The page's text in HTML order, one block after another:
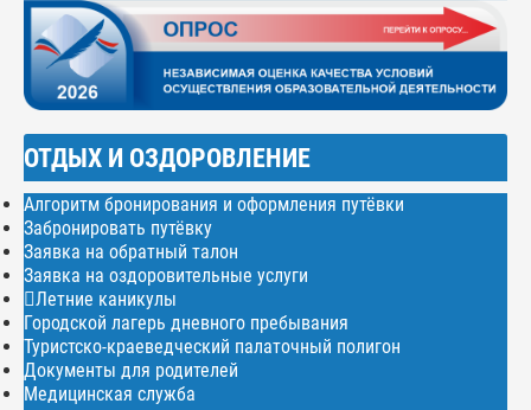
ОТДЫХ И ОЗДОРОВЛЕНИЕ
Алгоритм бронирования и оформления путёвки
Забронировать путёвку
Заявка на обратный талон
Заявка на оздоровительные услуги
Летние каникулы
Городской лагерь дневного пребывания
Туристско-краеведческий палаточный полигон
Документы для родителей
Медицинская служба